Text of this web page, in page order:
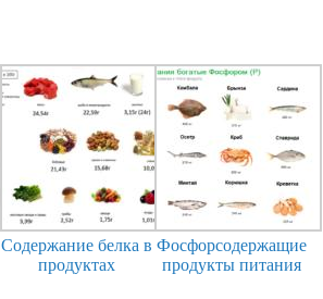
Содержание белка в
продуктах
Фосфорсодержащие
продукты питания